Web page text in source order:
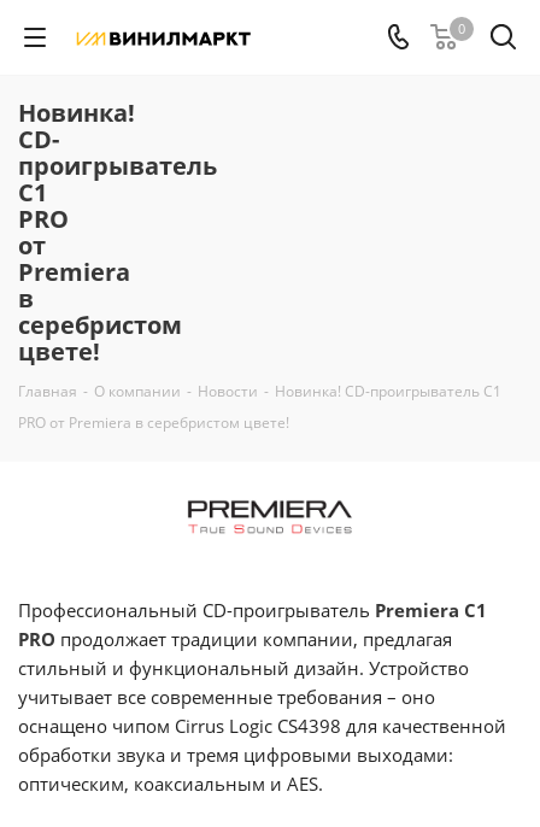
0
Новинка!
CD-
проигрыватель
C1
PRO
от
Premiera
в
серебристом
цвете!
Главная - О компании - Новости - Новинка! CD-проигрыватель C1
PRO от Premiera в серебристом цвете!
Профессиональный CD-проигрыватель Premiera C1
PRO продолжает традиции компании, предлагая
стильный и функциональный дизайн. Устройство
учитывает все современные требования – оно
оснащено чипом Cirrus Logic CS4398 для качественной
обработки звука и тремя цифровыми выходами:
оптическим, коаксиальным и AES.